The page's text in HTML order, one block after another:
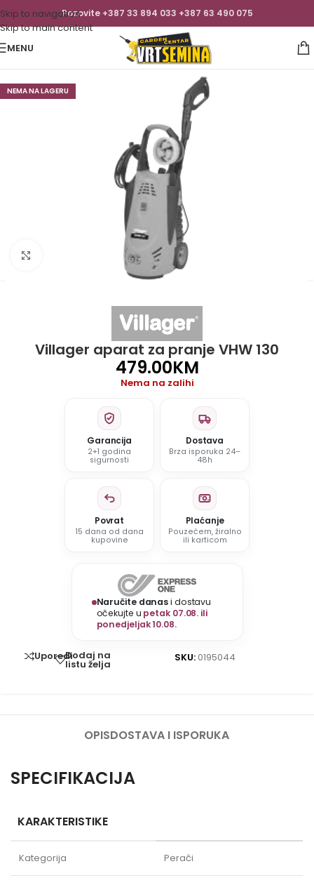
Skip to navigation
Skip to main content
Pozovite +387 33 894 033 +387 63 490 075
MENU
NEMA NA LAGERU
Villager aparat za pranje VHW 130
479.00KM
Nema na zalihi
Garancija
2+1 godina
sigurnosti
Dostava
Brza isporuka 24–
48h
Povrat
15 dana od dana
kupovine
Plaćanje
Pouzećem, žiralno
ili karticom
Naručite danasi dostavu
očekujte u petak 07.08. ili
ponedjeljak 10.08.
UporediDodaj na
listu želja
SKU: 0195044
OPISDOSTAVA I ISPORUKA
SPECIFIKACIJA
KARAKTERISTIKE
Kategorija Perači